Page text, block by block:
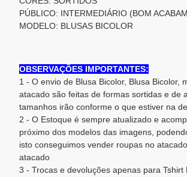
PÚBLICO: INTERMEDIÁRIO (BOM
MODELO: BLUSAS BICOLOR
OBSERVAÇÕES IMPORTANTES:
1 - O envio de Blusa Bicolor, Blusa
atacado são feitas de formas sortidas e de
tamanhos irão conforme o que estiver na
2 - O Estoque é sempre atualizado e
próximo dos modelos das imagens,
isto conseguimos vender roupas no
atacado
3 - Trocas e devoluções apenas para